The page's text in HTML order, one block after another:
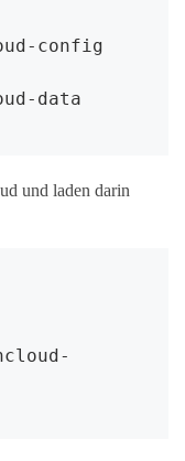
config
data
und laden darin